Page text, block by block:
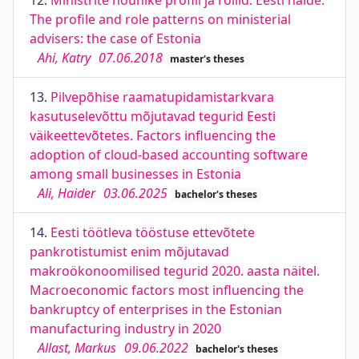
The profile and role patterns on ministerial
advisers: the case of Estonia
Ahi, Katry 07.06.2018 master's theses
13. Pilvepõhise raamatupidamistarkvara
kasutuselevõttu mõjutavad tegurid Eesti
väikeettevõtetes. Factors influencing the
adoption of cloud-based accounting software
among small businesses in Estonia
Ali, Haider 03.06.2025 bachelor's theses
14. Eesti töötleva tööstuse ettevõtete
pankrotistumist enim mõjutavad
makroökonoomilised tegurid 2020. aasta näitel.
Macroeconomic factors most influencing the
bankruptcy of enterprises in the Estonian
manufacturing industry in 2020
Allast, Markus 09.06.2022 bachelor's theses